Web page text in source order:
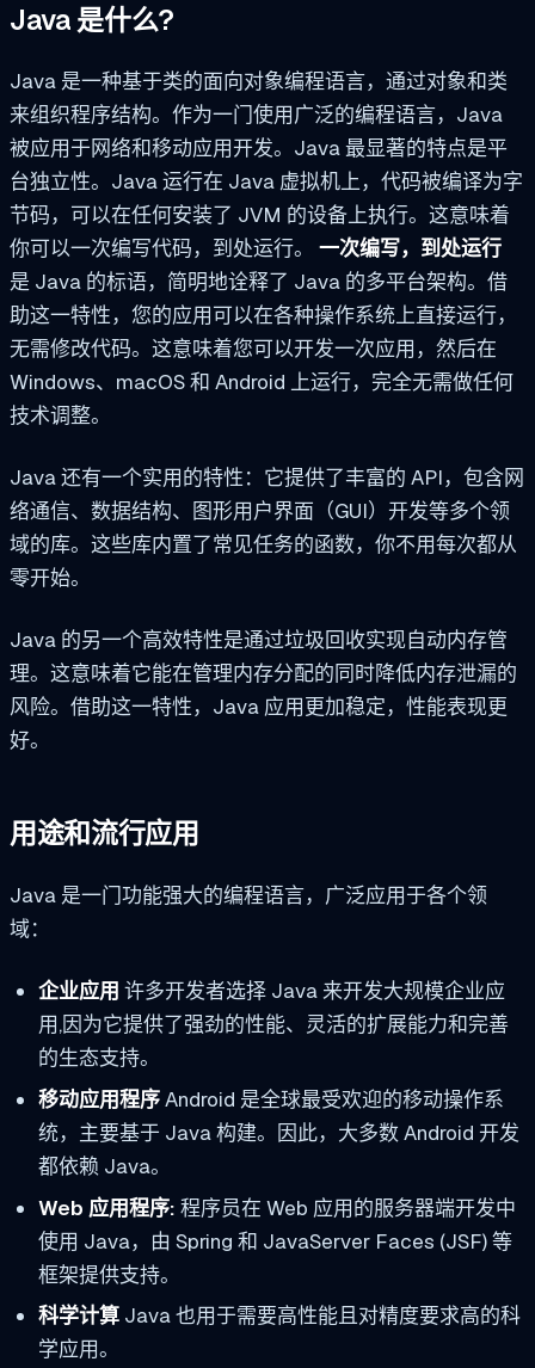
Java 是什么?
Java 是一种基于类的面向对象编程语言，通过对象和类
来组织程序结构。作为一门使用广泛的编程语言，Java
被应用于网络和移动应用开发。Java 最显著的特点是平
台独立性。Java 运行在 Java 虚拟机上，代码被编译为字
节码，可以在任何安装了 JVM 的设备上执行。这意味着
你可以一次编写代码，到处运行。 一次编写，到处运行
是 Java 的标语，简明地诠释了 Java 的多平台架构。借
助这一特性，您的应用可以在各种操作系统上直接运行，
无需修改代码。这意味着您可以开发一次应用，然后在
Windows、macOS 和 Android 上运行，完全无需做任何
技术调整。
Java 还有一个实用的特性：它提供了丰富的 API，包含网
络通信、数据结构、图形用户界面（GUI）开发等多个领
域的库。这些库内置了常见任务的函数，你不用每次都从
零开始。
Java 的另一个高效特性是通过垃圾回收实现自动内存管
理。这意味着它能在管理内存分配的同时降低内存泄漏的
风险。借助这一特性，Java 应用更加稳定，性能表现更
好。
用途和流行应用
Java 是一门功能强大的编程语言，广泛应用于各个领
域：
企业应用 许多开发者选择 Java 来开发大规模企业应
用,因为它提供了强劲的性能、灵活的扩展能力和完善
的生态支持。
移动应用程序Android 是全球最受欢迎的移动操作系
统，主要基于 Java 构建。因此，大多数 Android 开发
都依赖 Java。
Web 应用程序: 程序员在 Web 应用的服务器端开发中
使用 Java，由 Spring 和 JavaServer Faces (JSF) 等
框架提供支持。
科学计算Java 也用于需要高性能且对精度要求高的科
学应用。